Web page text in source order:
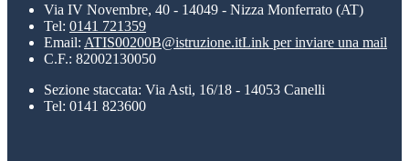
Via IV Novembre, 40 - 14049 - Nizza Monferrato (AT)
Tel: 0141 721359
Email: ATIS00200B@istruzione.itLink per inviare una mail
C.F.: 82002130050
Sezione staccata: Via Asti, 16/18 - 14053 Canelli
Tel: 0141 823600